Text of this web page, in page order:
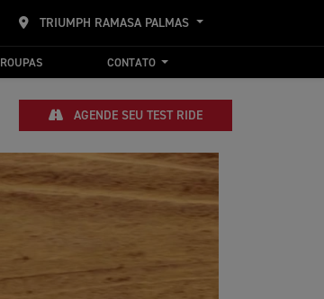
TRIUMPH RAMASA PALMAS
ROUPAS CONTATO
AGENDE SEU TEST RIDE